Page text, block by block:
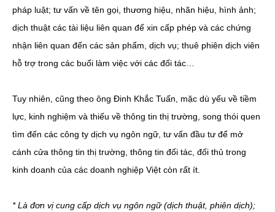
pháp luật; tư vấn về tên gọi, thương hiệu, nhãn hiệu, hình ảnh;
dịch thuật các tài liệu liên quan để xin cấp phép và các chứng
nhận liên quan đến các sản phẩm, dịch vụ; thuê phiên dịch viên
hỗ trợ trong các buổi làm việc với các đối tác…
Tuy nhiên, cũng theo ông Đinh Khắc Tuấn, mặc dù yếu về tiềm
lực, kinh nghiệm và thiếu về thông tin thị trường, song thói quen
tìm đến các công ty dịch vụ ngôn ngữ, tư vấn đầu tư để mở
cánh cửa thông tin thị trường, thông tin đối tác, đối thủ trong
kinh doanh của các doanh nghiệp Việt còn rất ít.
* Là đơn vị cung cấp dịch vụ ngôn ngữ (dịch thuật, phiên dịch);